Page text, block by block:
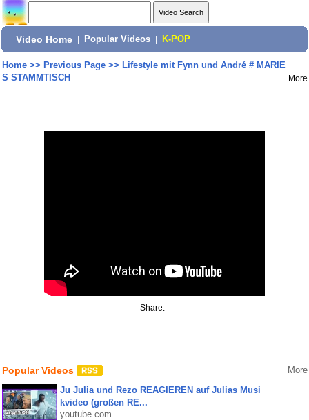
Video Home Popular Videos K-POP
Home>> Previous Page>> Lifestyle mit Fynn und André # MARIE
S STAMMTISCH
More
Share:
Popular Videos More
Ju Julia und Rezo REAGIEREN auf Julias Musi
kvideo (großen RE...
youtube.com